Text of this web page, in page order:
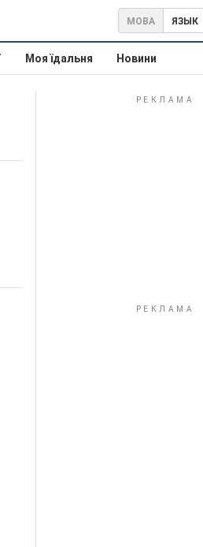
МОВА ЯЗЫК
Моя їдальня Новини